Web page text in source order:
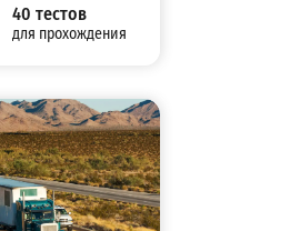
40 тестов
для прохождения